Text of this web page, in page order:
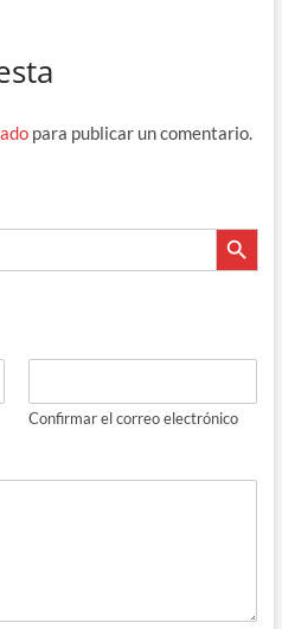
gr
m
ds
p
ti
para publicar un comentario.
Botón de
Confirmar el correo electrónico